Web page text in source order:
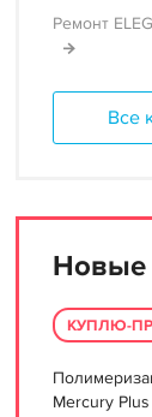
Ремонт
Все
Новые
КУПЛЮ-
Mercury